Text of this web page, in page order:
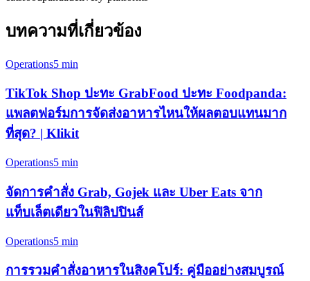
บทความที่เกี่ยวข้อง
Operations5 min
TikTok Shop ปะทะ GrabFood ปะทะ Foodpanda:
แพลตฟอร์มการจัดส่งอาหารไหนให้ผลตอบแทนมาก
ที่สุด? | Klikit
Operations5 min
จัดการคำสั่ง Grab, Gojek และ Uber Eats จาก
แท็บเล็ตเดียวในฟิลิปปินส์
Operations5 min
การรวมคำสั่งอาหารในสิงคโปร์: คู่มืออย่างสมบูรณ์